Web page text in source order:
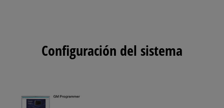
Configuración del sistema